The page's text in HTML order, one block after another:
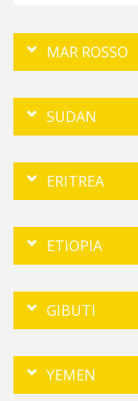
MAR ROSSO
SUDAN
ERITREA
ETIOPIA
GIBUTI
YEMEN